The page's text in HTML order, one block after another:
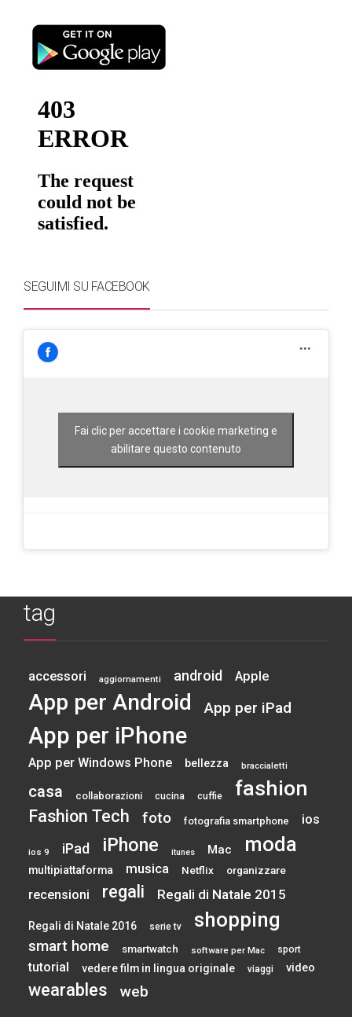
SEGUIMI SU FACEBOOK
Fai clic per accettare i cookie marketing e
abilitare questo contenuto
tag
accessori aggiornamenti android Apple
App per Android App per iPad
App per iPhone
App per Windows Phone bellezza braccialetti
casa collaborazioni cucina cuffie fashion
Fashion Tech foto fotografia smartphone ios
ios 9 iPad iPhone itunes Mac moda
multipiattaforma musica Netflix organizzare
recensioni regali Regali di Natale 2015
Regali di Natale 2016 serie tv shopping
smart home smartwatch software per Mac sport
tutorial vedere film in lingua originale viaggi video
wearables web